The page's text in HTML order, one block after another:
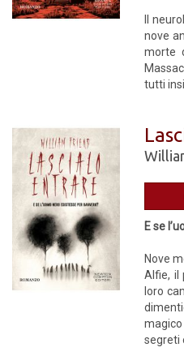
Il
nove
morte
tutti
E se
Nove
Alfie, il
loro
segreti